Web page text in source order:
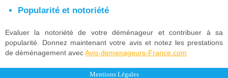
Popularité et notoriété
Evaluer la notoriété de votre déménageur et contribuer à sa
popularité. Donnez maintenant votre avis et notez les prestations
de déménagement avecAvis-demenageurs-France.com
Mentions Légales